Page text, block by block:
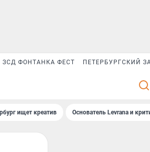
ЗСД ФОНТАНКА ФЕСТ ПЕТЕРБУРГСКИЙ
ищет креатив Основатель Levrana и